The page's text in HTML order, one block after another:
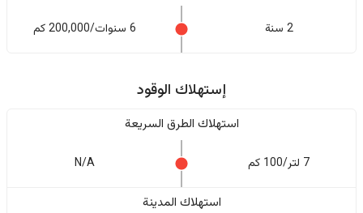
2 سنة 6 سنوات/200,000 كم
إستهلاك الوقود
استهلاك الطرق السريعة
7 لتر/100 كم N/A
استهلاك المدينة